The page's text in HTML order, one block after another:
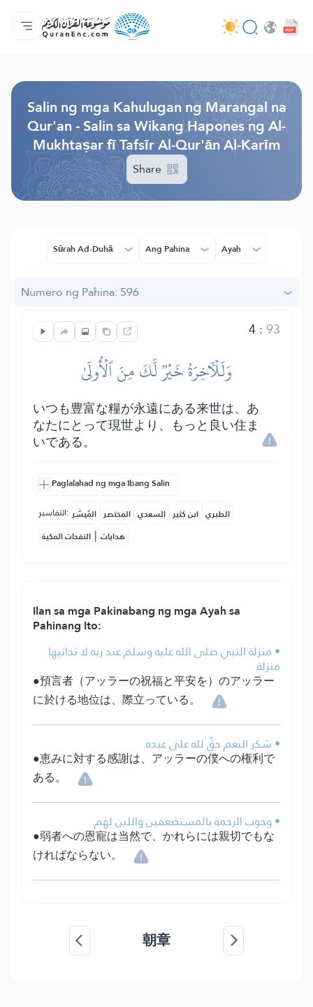
Ang Pangunahin
Indise ng mga Salin
Audio
Mga Serbisyo ng mga Developer - API
Tungkol
makipag-ugnayan sa amin
Ang Wika
Salin ng mga Kahulugan ng Marangal na
Qur'an - Salin sa Wikang Hapones ng Al-
Mukhtaṣar fī Tafsīr Al-Qur'ān Al-Karīm
Share
Sūrah Ad-Duhā Ang Pahina Ayah
Numero ng Pahina: 596
4:93
وَلَلۡأٓخِرَةُ خَيۡرٞ لَّكَ مِنَ ٱلۡأُولَىٰ
いつも豊富な糧が永遠にある来世は、あ
なたにとって現世より、もっと良い住ま
いである。
Paglalahad ng mga Ibang Salin
التفاسير: المُيسَّر المختصر السعدي ابن كثير الطبري
النفحات المكية | هدايات
Ilan sa mga Pakinabang ng mga Ayah sa
Pahinang Ito:
• منزلة النبي صلى الله عليه وسلم عند ربه لا تدانيها
منزلة.
●預言者（アッラーの祝福と平安を）のアッラー
に於ける地位は、際立っている。
• شكر النعم حقّ لله على عبده.
●恵みに対する感謝は、アッラーの僕への権利で
ある。
• وجوب الرحمة بالمستضعفين واللين لهم.
●弱者への恩寵は当然で、かれらには親切でもな
ければならない。
朝章